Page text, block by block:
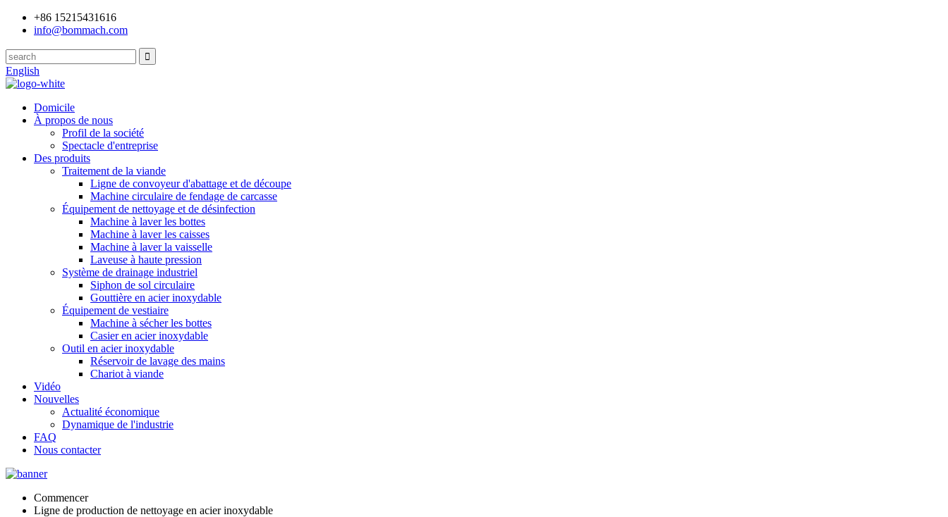
+86 15215431616
info@bommach.com
English
Domicile
À propos de nous
Profil de la société
Spectacle d'entreprise
Des produits
Traitement de la viande
Ligne de convoyeur d'abattage et de découpe
Machine circulaire de fendage de carcasse
Équipement de nettoyage et de désinfection
Machine à laver les bottes
Machine à laver les caisses
Machine à laver la vaisselle
Laveuse à haute pression
Système de drainage industriel
Siphon de sol circulaire
Gouttière en acier inoxydable
Équipement de vestiaire
Machine à sécher les bottes
Casier en acier inoxydable
Outil en acier inoxydable
Réservoir de lavage des mains
Chariot à viande
Vidéo
Nouvelles
Actualité économique
Dynamique de l'industrie
FAQ
Nous contacter
Commencer
Ligne de production de nettoyage en acier inoxydable